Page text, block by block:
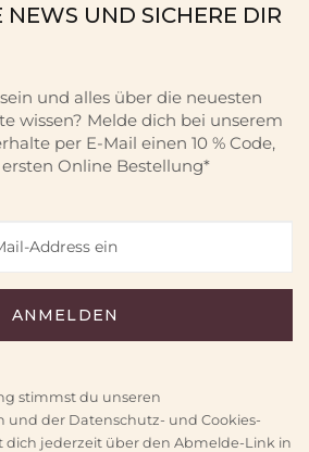
NEWS UND SICHERE DIR
und alles über die neuesten
wissen? Melde dich bei unserem
per E-Mail einen 10 % Code,
Online Bestellung*
stimmst du unseren
und der Datenschutz- und Cookies-
dich jederzeit über den Abmelde-Link in